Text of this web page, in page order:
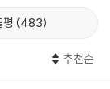
483
추천순